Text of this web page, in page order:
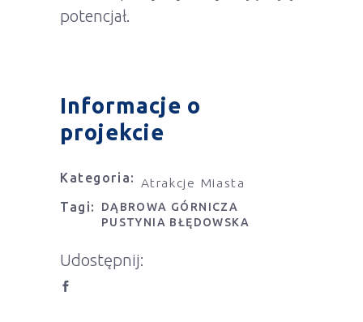
potencjał.
Informacje o
projekcie
Kategoria: Atrakcje Miasta
Tagi:
DĄBROWA GÓRNICZA
PUSTYNIA BŁĘDOWSKA
Udostępnij: